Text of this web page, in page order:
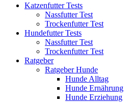
Katzenfutter Tests
Nassfutter Test
Trockenfutter Test
Hundefutter Tests
Nassfutter Test
Trockenfutter Test
Ratgeber
Ratgeber Hunde
Hunde Alltag
Hunde Ernährung
Hunde Erziehung